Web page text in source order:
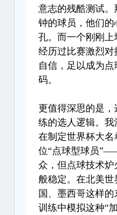
意志的残酷测试。
钟的球员，他们
孔。而一个刚刚
经历过比赛激烈对
自信，足以成为
码。
更值得深思的是
练的选人逻辑。我
在制定世界杯大
位“点球型球员
众，但点球技术
般稳定。在北美
国、墨西哥这样
训练中模拟这种“